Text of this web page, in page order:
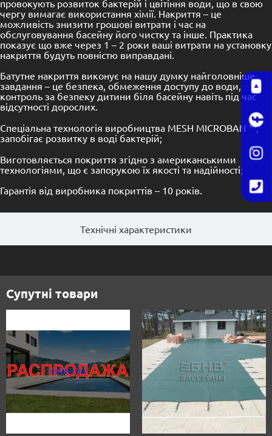
Технічні характеристики
провокують розвиток бактерій і цвітіння води, що в свою
чергу вимагає використання хімії. Накриття – це
можливість знизити грошові витрати і час на
обслуговування басейну його чистку та інше. Практика
показує що вже через 1 – 2 роки ваші витрати на установку
накриття будуть повністю виправдані.
Батутне накриття виконує на нашу думку найголовніше
завдання – це безпека, обмеження доступу до води,
контроль за безпеку дитини біля басейну навіть під час
відсутності дорослих.
Спеціальна технологія виробництва MESH MICROBAN ™,
запобігає розвитку в воді бактерій;
Виготовляється покриття згідно з американськими
технологіями, що є запорукою їх якості та надійності;
Гарантія від виробника покриттів – 10 років.
Супутні товари